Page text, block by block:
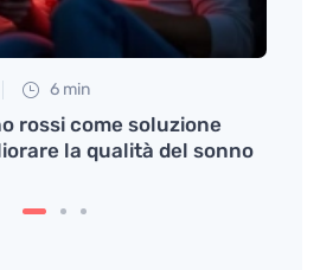
6 min
rossi come soluzione
la qualità del sonno